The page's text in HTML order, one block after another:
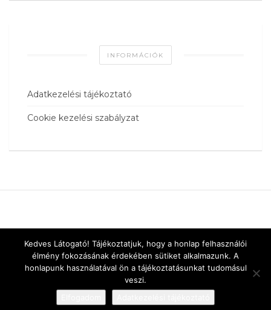
INFORMÁCIÓK
Adatkezelési tájékoztató
Cookie kezelési szabályzat
Kedves Látogató! Tájékoztatjuk, hogy a honlap felhasználói
élmény fokozásának érdekében sütiket alkalmazunk. A
honlapunk használatával ön a tájékoztatásunkat tudomásul
veszi.